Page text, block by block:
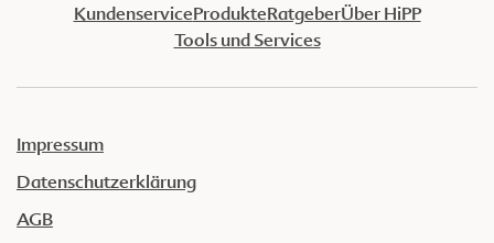
KundenserviceProdukteRatgeberÜber HiPP
Tools und Services
Impressum
Datenschutzerklärung
AGB